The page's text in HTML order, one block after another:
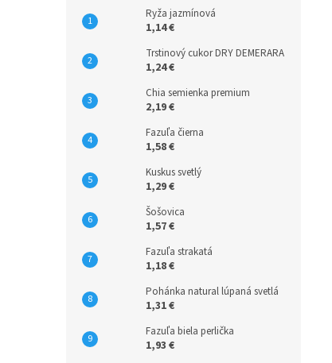
Ryža jazmínová
1,14 €
Trstinový cukor DRY DEMERARA
1,24 €
Chia semienka premium
2,19 €
Fazuľa čierna
1,58 €
Kuskus svetlý
1,29 €
Šošovica
1,57 €
Fazuľa strakatá
1,18 €
Pohánka natural lúpaná svetlá
1,31 €
Fazuľa biela perlička
1,93 €